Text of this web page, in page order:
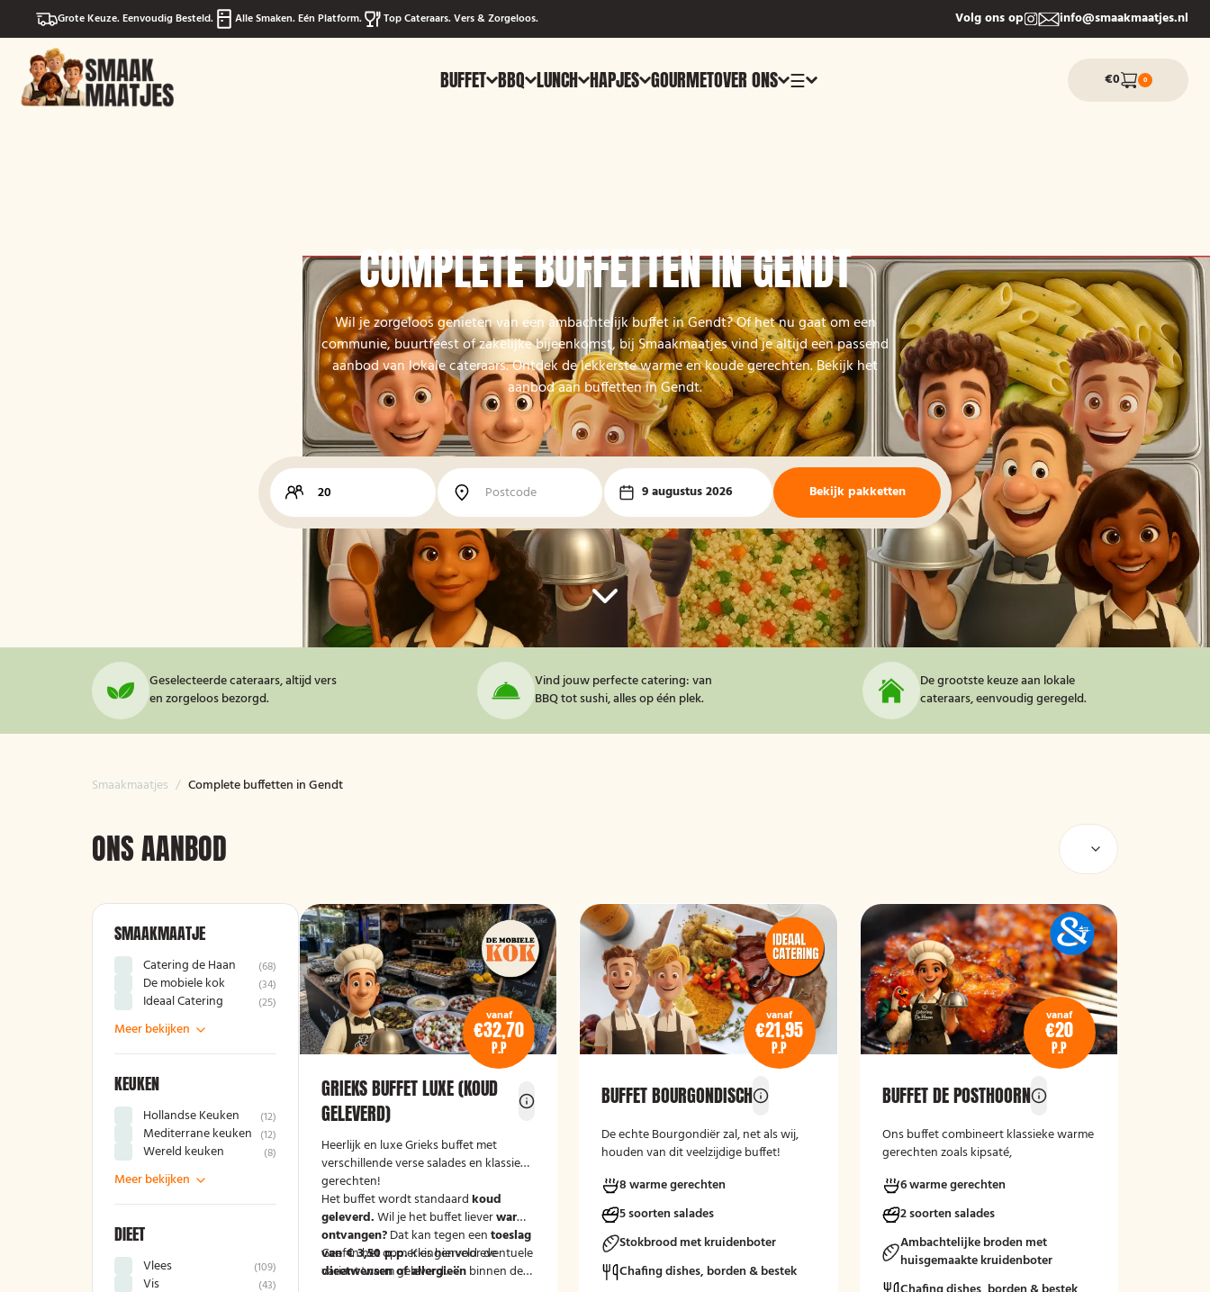
Grote Keuze. Eenvoudig Besteld. Alle Smaken. Eén Platform. Top Cateraars. Vers & Zorgeloos. Volg ons op info@smaakmaatjes.nl
BUFFET BBQ LUNCH HAPJES GOURMETOVER ONS ☰ €0 0
COMPLETE BUFFETTEN IN GENDT
Wil je zorgeloos genieten van een ambachtelijk buffet in Gendt? Of het nu gaat om een
communie, buurtfeest of zakelijke bijeenkomst, bij Smaakmaatjes vind je altijd een passend
aanbod van lokale cateraars. Ontdek de lekkerste warme en koude gerechten. Bekijk het
aanbod aan buffetten in Gendt.
9 augustus 2026 Bekijk pakketten
Geselecteerde cateraars, altijd vers
en zorgeloos bezorgd.
Vind jouw perfecte catering: van
BBQ tot sushi, alles op één plek.
De grootste keuze aan lokale
cateraars, eenvoudig geregeld.
Smaakmaatjes / Complete buffetten in Gendt
ONS AANBOD
SMAAKMAATJE
Catering de Haan (68)
De mobiele kok (34)
Ideaal Catering (25)
Meer bekijken
KEUKEN
Hollandse Keuken (12)
Mediterrane keuken (12)
Wereld keuken (8)
Meer bekijken
DIEET
Vlees (109)
Vis (43)
vanaf
€32,70
P.P
GRIEKS BUFFET LUXE (KOUD
GELEVERD)
Heerlijk en luxe Grieks buffet met
verschillende verse salades en klassieke
gerechten!
Het buffet wordt standaardkoud
geleverd.Wil je het buffet lieverwarm
ontvangen?Dat kan tegen eentoeslag
van € 3,50 p.p.Kies hiervoor de
variant 'warm geleverd'.
Geef in het opmerkingenveld eventuele
dieetwensen of allergieënbinnen de
vanaf
€21,95
P.P
BUFFET BOURGONDISCH
De echte Bourgondiër zal, net als wij,
houden van dit veelzijdige buffet!
8 warme gerechten
5 soorten salades
Stokbrood met kruidenboter
Chafing dishes, borden & bestek
vanaf
€20
P.P
BUFFET DE POSTHOORN
Ons buffet combineert klassieke warme
gerechten zoals kipsaté,
kipschnitzels met bijgerechten als
gebakken aardappelen, rijst en
seizoensgroenten. Afgerond met frisse
rauwkost, gemengde salades en vers
brood met kruidenboter voor een
compleet en smaakvol geheel.
6 warme gerechten
2 soorten salades
Ambachtelijke broden met
huisgemaakte kruidenboter